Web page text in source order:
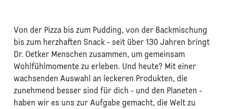
Von der Pizza bis zum Pudding, von der Backmischung
bis zum herzhaften Snack - seit über 130 Jahren bringt
Dr. Oetker Menschen zusammen, um gemeinsam
Wohlfühlmomente zu erleben. Und heute? Mit einer
wachsenden Auswahl an leckeren Produkten, die
zunehmend besser sind für dich - und den Planeten -
haben wir es uns zur Aufgabe gemacht, die Welt zu